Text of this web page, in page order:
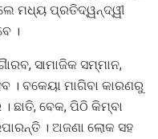
ମଧ୍ୟ ପ୍ରତିଦ୍ୱନ୍ଦ୍ୱୀ
।
ସାମାଜିକ ସମ୍ମାନ,
। ବକେୟା ମାଗିବା କାରଣରୁ
ଛାତି, ବେକ, ପିଠି କିମ୍ବା
। ଅଜଣା ଲୋକ ସହ